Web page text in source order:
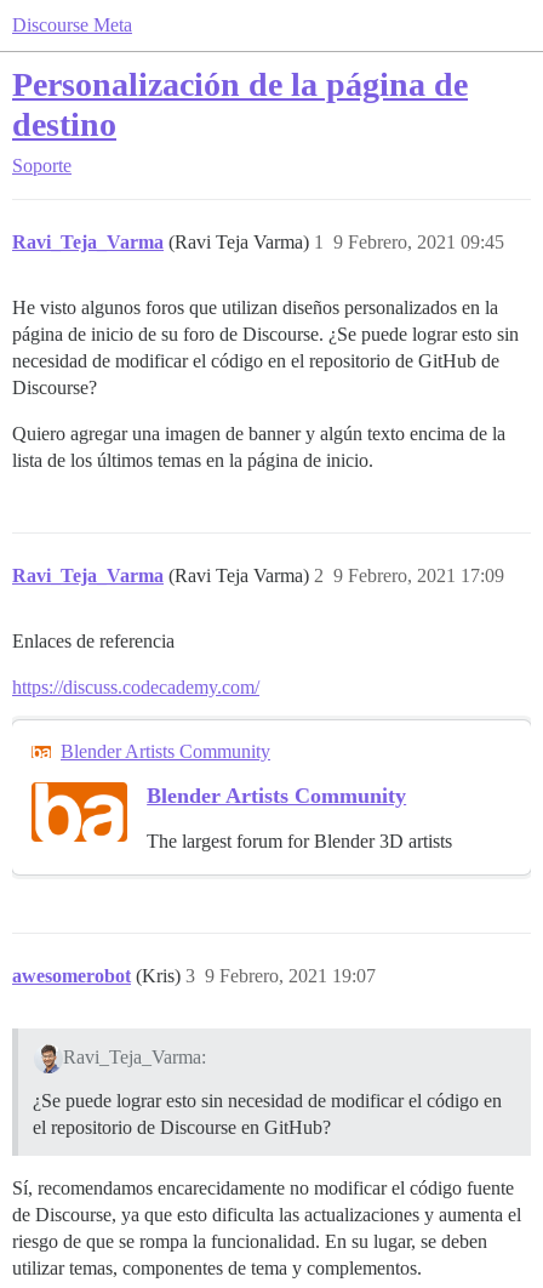
Discourse Meta
Personalización de la página de
destino
Soporte
Ravi_Teja_Varma (Ravi Teja Varma) 9 Febrero, 2021 09:45
1
He visto algunos foros que utilizan diseños personalizados en la
página de inicio de su foro de Discourse. ¿Se puede lograr esto sin
necesidad de modificar el código en el repositorio de GitHub de
Discourse?
Quiero agregar una imagen de banner y algún texto encima de la
lista de los últimos temas en la página de inicio.
Ravi_Teja_Varma (Ravi Teja Varma) 9 Febrero, 2021 17:09
2
Enlaces de referencia
https://discuss.codecademy.com/
Blender Artists Community
Blender Artists Community
The largest forum for Blender 3D artists
awesomerobot (Kris) 9 Febrero, 2021 19:07
3
Ravi_Teja_Varma:
¿Se puede lograr esto sin necesidad de modificar el código en
el repositorio de Discourse en GitHub?
Sí, recomendamos encarecidamente no modificar el código fuente
de Discourse, ya que esto dificulta las actualizaciones y aumenta el
riesgo de que se rompa la funcionalidad. En su lugar, se deben
utilizar temas, componentes de tema y complementos.